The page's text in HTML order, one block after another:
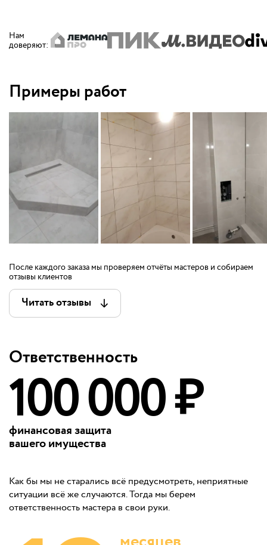
Нам
доверяют:
Примеры работ
После каждого заказа мы проверяем отчёты мастеров и собираем
отзывы клиентов
Читать отзывы
Ответственность
100 000 ₽
финансовая защита
вашего имущества
Как бы мы не старались всё предусмотреть, неприятные
ситуации всё же случаются. Тогда мы берем
ответственность мастера в свои руки.